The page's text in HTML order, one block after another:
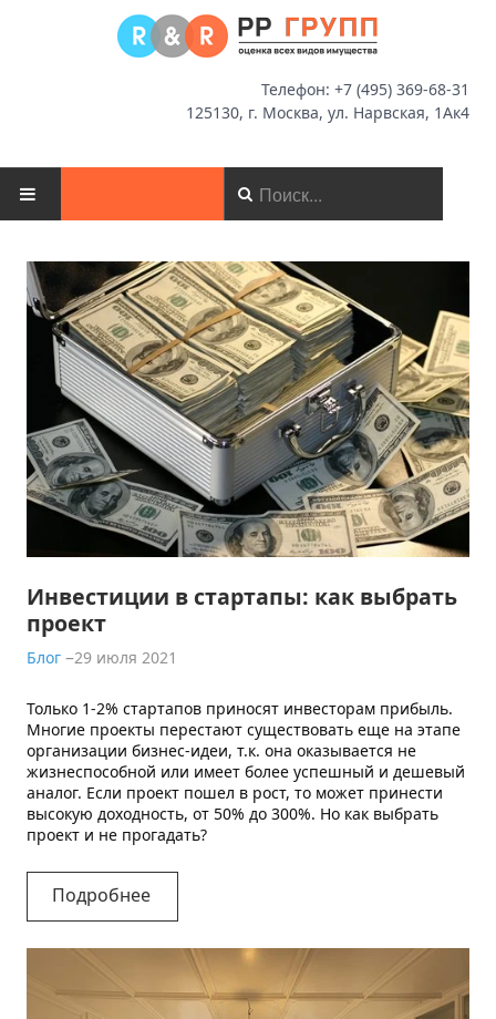
Телефон: +7 (495) 369-68-31
125130, г. Москва, ул. Нарвская, 1Ак4
О КОМПАНИИ
НОВОСТИ
ОЦЕНКА
МСФО
КОНТАКТЫ
Инвестиции в стартапы: как выбрать
проект
Блог 29 июля 2021
Только 1-2% стартапов приносят инвесторам прибыль.
Многие проекты перестают существовать еще на этапе
организации бизнес-идеи, т.к. она оказывается не
жизнеспособной или имеет более успешный и дешевый
аналог. Если проект пошел в рост, то может принести
высокую доходность, от 50% до 300%. Но как выбрать
проект и не прогадать?
Подробнее